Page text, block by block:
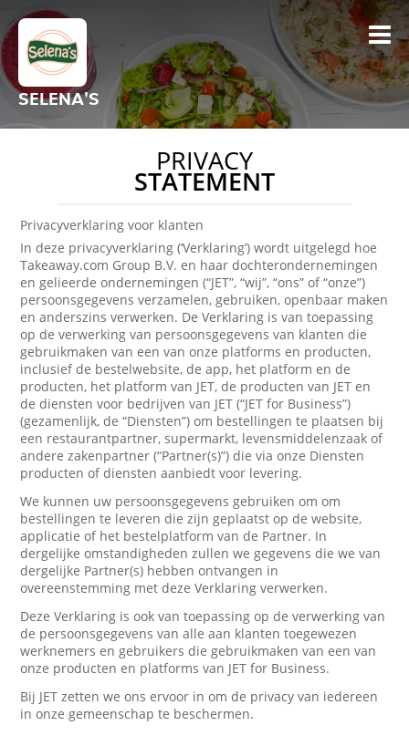
SELENA'S
PRIVACY
STATEMENT
Privacyverklaring voor klanten
In deze privacyverklaring (‘Verklaring’) wordt uitgelegd hoe
Takeaway.com Group B.V. en haar dochterondernemingen
en gelieerde ondernemingen (“JET”, “wij”, “ons” of “onze”)
persoonsgegevens verzamelen, gebruiken, openbaar maken
en anderszins verwerken. De Verklaring is van toepassing
op de verwerking van persoonsgegevens van klanten die
gebruikmaken van een van onze platforms en producten,
inclusief de bestelwebsite, de app, het platform en de
producten, het platform van JET, de producten van JET en
de diensten voor bedrijven van JET (“JET for Business”)
(gezamenlijk, de “Diensten”) om bestellingen te plaatsen bij
een restaurantpartner, supermarkt, levensmiddelenzaak of
andere zakenpartner (“Partner(s)”) die via onze Diensten
producten of diensten aanbiedt voor levering.
We kunnen uw persoonsgegevens gebruiken om om
bestellingen te leveren die zijn geplaatst op de website,
applicatie of het bestelplatform van de Partner. In
dergelijke omstandigheden zullen we gegevens die we van
dergelijke Partner(s) hebben ontvangen in
overeenstemming met deze Verklaring verwerken.
Deze Verklaring is ook van toepassing op de verwerking van
de persoonsgegevens van alle aan klanten toegewezen
werknemers en gebruikers die gebruikmaken van een van
onze producten en platforms van JET for Business.
Bij JET zetten we ons ervoor in om de privacy van iedereen
in onze gemeenschap te beschermen.